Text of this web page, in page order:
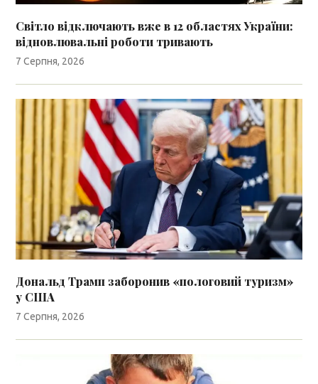
Світло відключають вже в 12 областях України:
відновлювальні роботи тривають
7 Серпня, 2026
Дональд Трамп заборонив «пологовий туризм»
у США
7 Серпня, 2026